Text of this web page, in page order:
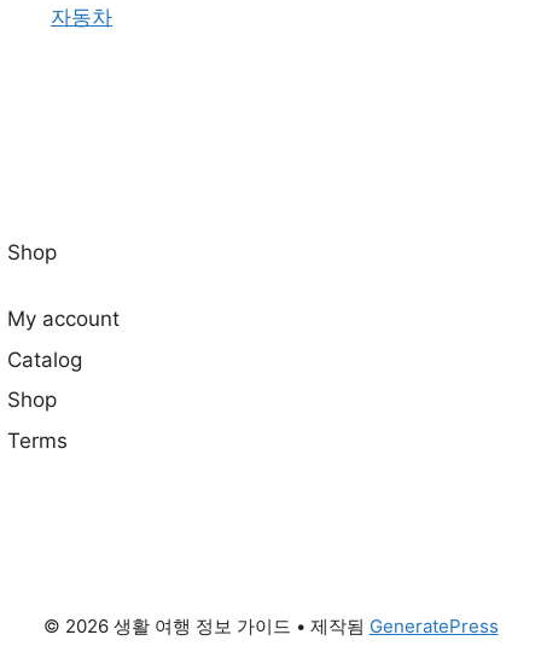
자동차
Shop
My account
Catalog
Shop
Terms
© 2026 생활 여행 정보 가이드 • 제작됨 GeneratePress